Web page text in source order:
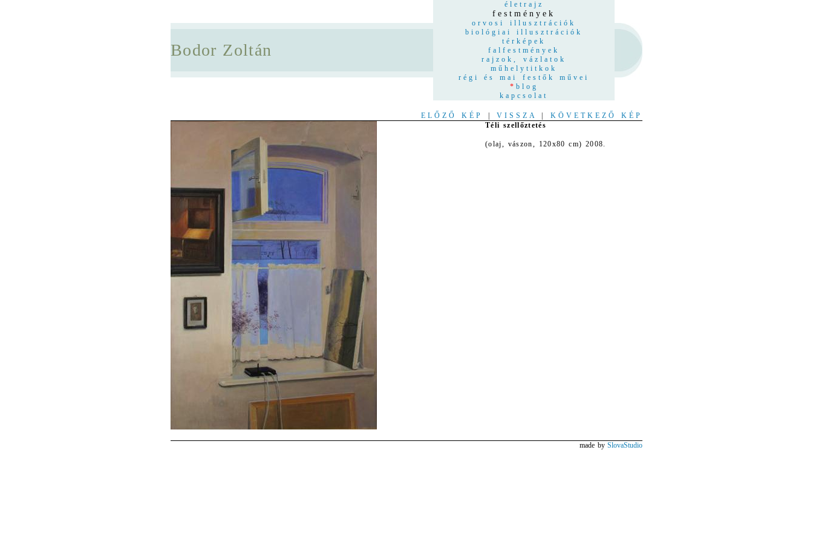
Bodor Zoltán
életrajz
festmények
orvosi illusztrációk
biológiai illusztrációk
térképek
falfestmények
rajzok, vázlatok
műhelytitkok
régi és mai festők művei
* blog
kapcsolat
ELŐZŐ KÉP VISSZA
KÖVETKEZŐ KÉP
Téli szellőztetés
(olaj, vászon, 120x80 cm) 2008.
made by SlovaStudio